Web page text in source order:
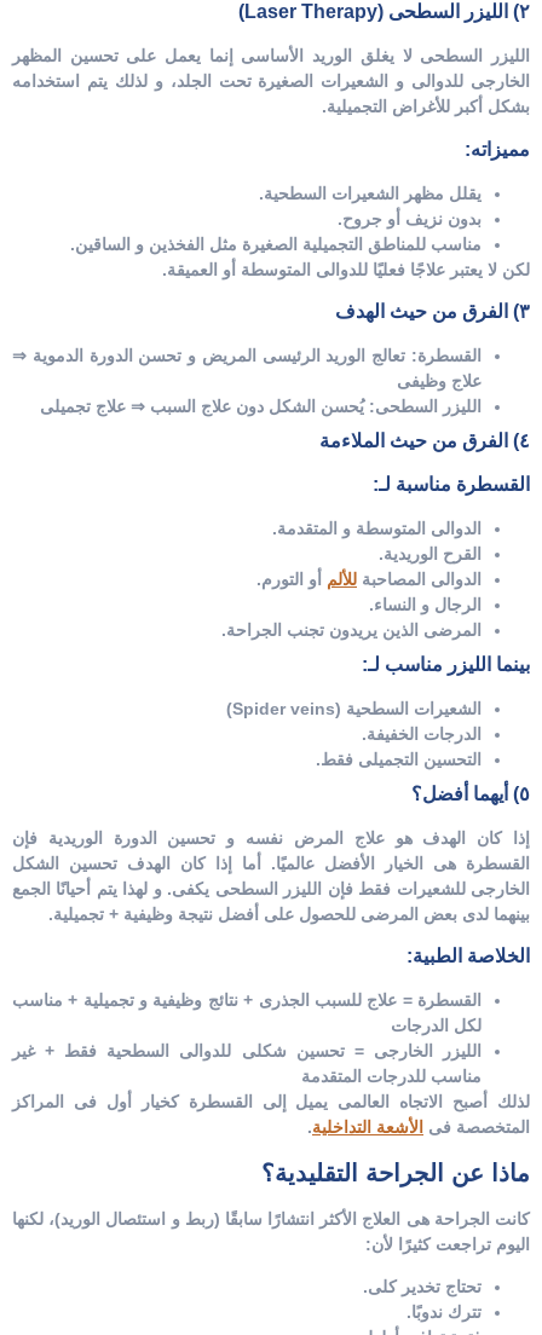
٢) الليزر السطحى (Laser Therapy)
الليزر السطحى لا يغلق الوريد الأساسى إنما يعمل على تحسين المظهر
الخارجى للدوالى و الشعيرات الصغيرة تحت الجلد، و لذلك يتم استخدامه
بشكل أكبر للأغراض التجميلية.
مميزاته:
يقلل مظهر الشعيرات السطحية.
بدون نزيف أو جروح.
مناسب للمناطق التجميلية الصغيرة مثل الفخذين و الساقين.
لكن لا يعتبر علاجًا فعليًا للدوالى المتوسطة أو العميقة.
٣) الفرق من حيث الهدف
القسطرة: تعالج الوريد الرئيسى المريض و تحسن الدورة الدموية ⇒
علاج وظيفى
الليزر السطحى:يُحسن الشكل دون علاج السبب ⇒ علاج تجميلى
٤) الفرق من حيث الملاءمة
القسطرة مناسبة لـ:
الدوالى المتوسطة و المتقدمة.
القرح الوريدية.
الدوالى المصاحبة للألم أو التورم.
الرجال و النساء.
المرضى الذين يريدون تجنب الجراحة.
بينما الليزر مناسب لـ:
الشعيرات السطحية (Spider veins)
الدرجات الخفيفة.
التحسين التجميلى فقط.
٥) أيهما أفضل؟
إذا كان الهدف هو علاج المرض نفسه و تحسين الدورة الوريدية فإن
القسطرة هى الخيار الأفضل عالميًا.
أما إذا كان الهدف تحسين الشكل
الخارجى للشعيرات فقط فإن الليزر السطحى يكفى.و لهذا يتم أحيانًا الجمع
بينهما لدى بعض المرضى للحصول على أفضل نتيجة وظيفية + تجميلية.
الخلاصة الطبية:
القسطرة = علاج للسبب الجذرى + نتائج وظيفية و تجميلية + مناسب
لكل الدرجات
الليزر الخارجى = تحسين شكلى للدوالى السطحية فقط + غير
مناسب للدرجات المتقدمة
لذلك أصبح الاتجاه العالمى يميل إلى القسطرة كخيار أول فى المراكز
المتخصصة فى الأشعة التداخلية.
ماذا عن الجراحة التقليدية؟
كانت الجراحة هى العلاج الأكثر انتشارًا سابقًا (ربط و استئصال الوريد)، لكنها
اليوم تراجعت كثيرًا لأن:
تحتاج تخدير كلى.
تترك ندوبًا.